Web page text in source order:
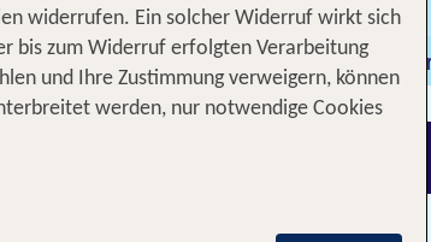
Ferienhaus Kreuzfahrten
widerrufen. Ein solcher Widerruf wirkt sich
bis zum Widerruf erfolgten Verarbeitung
und Ihre Zustimmung verweigern, können
werden, nur notwendige Cookies